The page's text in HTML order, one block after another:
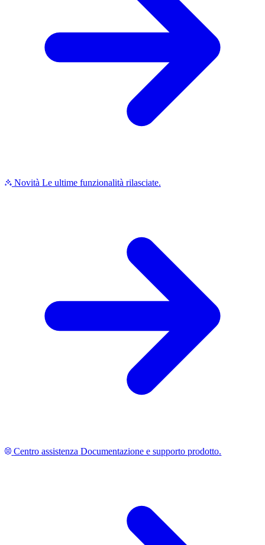
Novità Le ultime funzionalità rilasciate.
Centro assistenza Documentazione e supporto prodotto.